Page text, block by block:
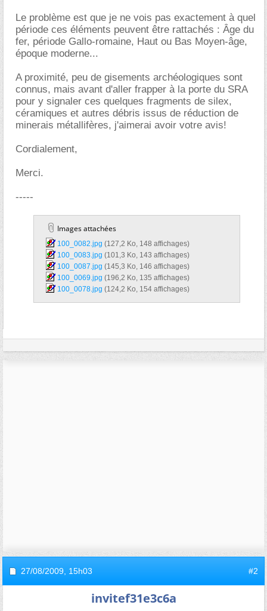
Le problème est que je ne vois pas exactement à quel
période ces éléments peuvent être rattachés : Âge du
fer, période Gallo-romaine, Haut ou Bas Moyen-âge,
époque moderne...
A proximité, peu de gisements archéologiques sont
connus, mais avant d'aller frapper à la porte du SRA
pour y signaler ces quelques fragments de silex,
céramiques et autres débris issus de réduction de
minerais métallifères, j'aimerai avoir votre avis!
Cordialement,
Merci.
-----
Images attachées
100_0082.jpg‎ (127,2 Ko, 148 affichages)
100_0083.jpg‎ (101,3 Ko, 143 affichages)
100_0087.jpg‎ (145,3 Ko, 146 affichages)
100_0069.jpg‎ (196,2 Ko, 135 affichages)
100_0078.jpg‎ (124,2 Ko, 154 affichages)
27/08/2009, 15h03 #2
invitef31e3c6a